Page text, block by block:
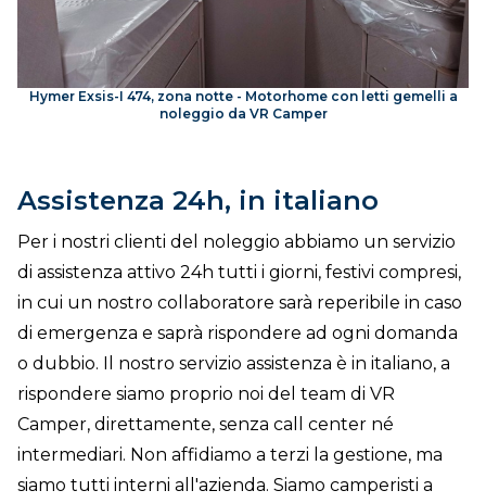
Hymer Exsis-I 474, zona notte - Motorhome con letti gemelli a
noleggio da VR Camper
Assistenza 24h, in italiano
Per i nostri clienti del noleggio abbiamo un servizio
di assistenza attivo 24h tutti i giorni, festivi compresi,
in cui un nostro collaboratore sarà reperibile in caso
di emergenza e saprà rispondere ad ogni domanda
o dubbio. Il nostro servizio assistenza è in italiano, a
rispondere siamo proprio noi del team di VR
Camper, direttamente, senza call center né
intermediari. Non affidiamo a terzi la gestione, ma
siamo tutti interni all'azienda. Siamo camperisti a